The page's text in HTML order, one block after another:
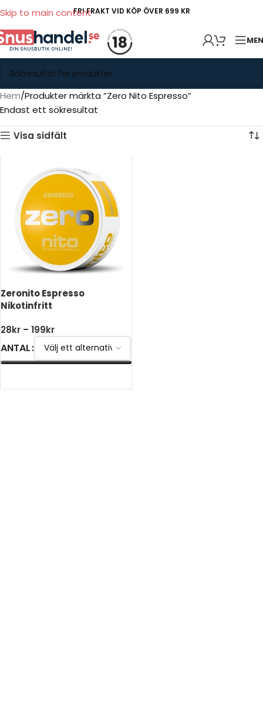
Skip to main contentFRI FRAKT VID KÖP ÖVER 699 KR
Hem Produkter märkta ”Zero Nito Espresso”
Endast ett sökresultat
Visa sidfält
Zeronito Espresso
Nikotinfritt
28kr – 199kr
ANTAL